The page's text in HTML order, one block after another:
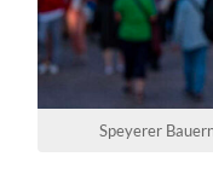
Speyerer